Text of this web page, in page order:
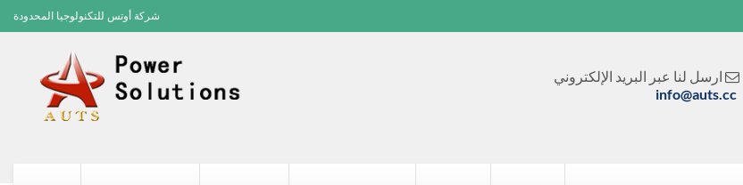
شركة أوتس للتكنولوجيا المحدودة
 ارسل لنا عبر البريد الإلكتروني
info@auts.cc